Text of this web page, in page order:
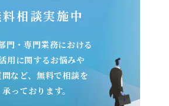
相談実施中
門・専門業務における
用に関するお悩みや
問など、無料で相談を
承っております。